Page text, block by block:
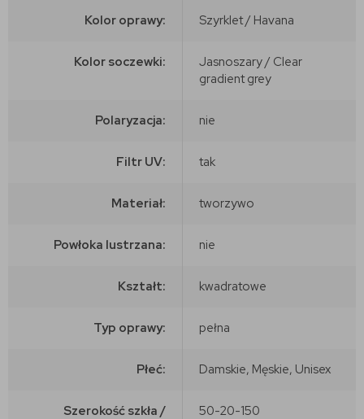
Kolor oprawy:
Szyrklet / Havana
Kolor soczewki:
Jasnoszary / Clear
gradient grey
Polaryzacja: nie
Filtr UV: tak
Materiał: tworzywo
Powłoka lustrzana: nie
Kształt: kwadratowe
Typ oprawy: pełna
Płeć: Damskie, Męskie, Unisex
Szerokość szkła /
50-20-150